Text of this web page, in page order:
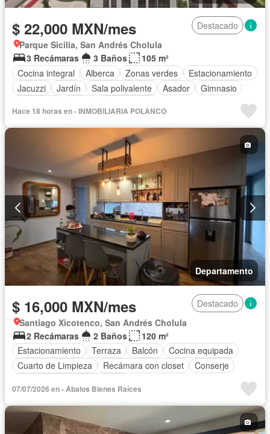
$ 22,000 MXN/mes
Destacado
Parque Sicilia, San Andrés Cholula
3 Recámaras
3 Baños
105 m²
Cocina integral
Alberca Zonas verdes
Estacionamiento
Jacuzzi
Jardín Sala polivalente Asador
Gimnasio
Hace 18 horas en - INMOBILIARIA POLANCO
Departamento
$ 16,000 MXN/mes
Destacado
Santiago Xicotenco, San Andrés Cholula
2 Recámaras
2 Baños
120 m²
Estacionamiento
Terraza Balcón
Cocina equipada
Cuarto de Limpieza
Recámara con closet
Conserje
07/07/2026 en - Ábalos Bienes Raíces